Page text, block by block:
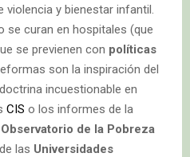
violencia y bienestar infantil.
se curan en hospitales (que
se previenen con políticas
son la inspiración del
incuestionable en
CIS o los informes de la
Observatorio de la Pobreza
las Universidades